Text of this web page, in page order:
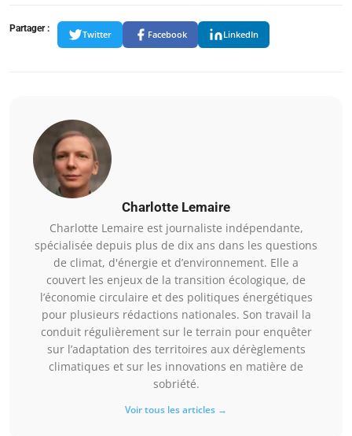
Partager :
Twitter Facebook LinkedIn
Charlotte Lemaire
Charlotte Lemaire est journaliste indépendante,
spécialisée depuis plus de dix ans dans les questions
de climat, d'énergie et d’environnement. Elle a
couvert les enjeux de la transition écologique, de
l’économie circulaire et des politiques énergétiques
pour plusieurs rédactions nationales. Son travail la
conduit régulièrement sur le terrain pour enquêter
sur l’adaptation des territoires aux dérèglements
climatiques et sur les innovations en matière de
sobriété.
Voir tous les articles →